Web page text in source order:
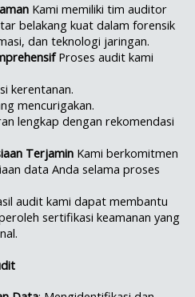
Kami memiliki tim auditor
belakang kuat dalam forensik
dan teknologi jaringan.
Proses audit kami
kerentanan.
mencurigakan.
lengkap dengan rekomendasi
Terjamin Kami berkomitmen
data Anda selama proses
audit kami dapat membantu
sertifikasi keamanan yang